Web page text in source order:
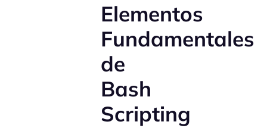
Elementos
Fundamentales
de
Bash
Scripting